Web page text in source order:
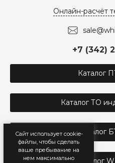
Сайт использует cookie-
файлы, чтобы сделать
ваше пребывание на
нем максимально
Онлайн-расчёт
+7 (342)
Каталог
Каталог ТО
Каталог
Каталог